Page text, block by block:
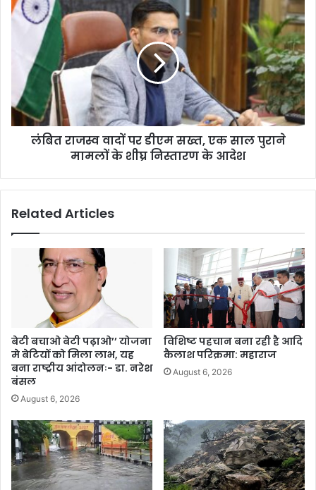
लंबित राजस्व वादों पर डीएम सख्त, एक साल पुराने
मामलों के शीघ्र निस्तारण के आदेश
Related Articles
बेटी बचाओ बेटी पढ़ाओ’’ योजना
मे बेटियों को मिला लाभ, यह
बना राष्ट्रीय आंदोलनः- डा. नरेश
बंसल
August 6, 2026
विशिष्ट पहचान बना रही है आदि
कैलाश परिक्रमा: महाराज
August 6, 2026